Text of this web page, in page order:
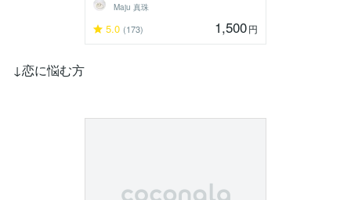
Maju 真珠
5.0 (173) 1,500円
↓恋に悩む方